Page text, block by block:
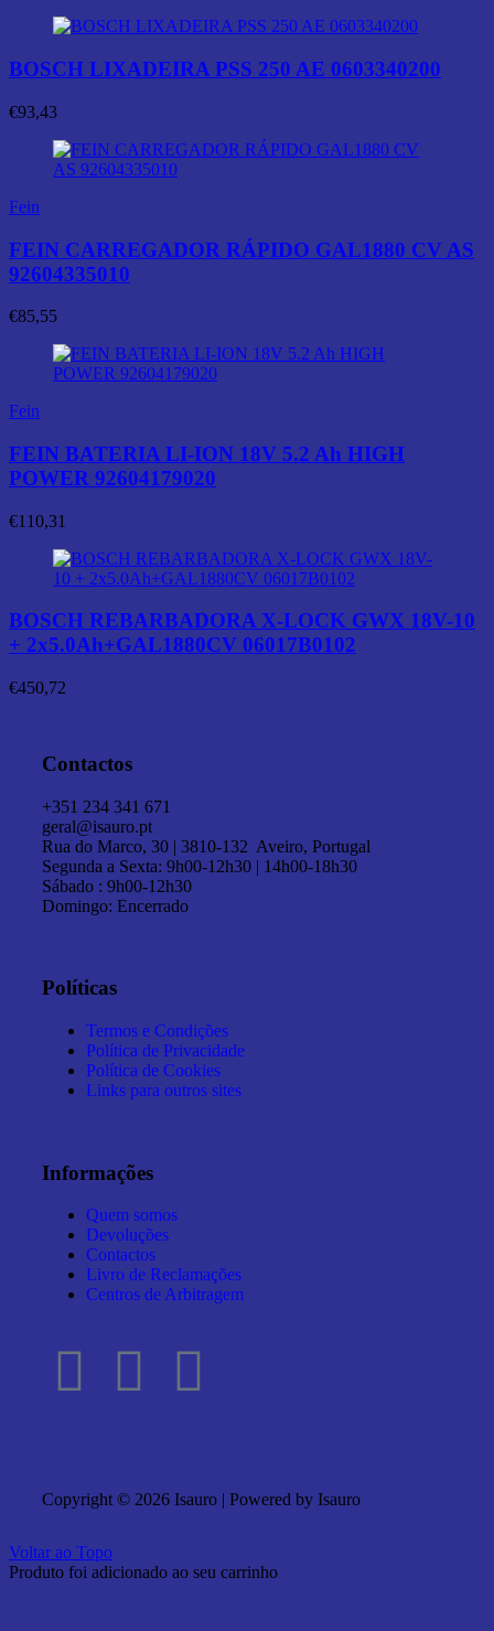
BOSCH LIXADEIRA PSS 250 AE 0603340200
€93,43
Fein
FEIN CARREGADOR RÁPIDO GAL1880 CV AS
92604335010
€85,55
Fein
FEIN BATERIA LI-ION 18V 5.2 Ah HIGH
POWER 92604179020
€110,31
BOSCH REBARBADORA X-LOCK GWX 18V-10
+ 2x5.0Ah+GAL1880CV 06017B0102
€450,72
Contactos
+351 234 341 671
geral@isauro.pt
Rua do Marco, 30 | 3810-132 Aveiro, Portugal
Segunda a Sexta: 9h00-12h30 | 14h00-18h30
Sábado : 9h00-12h30
Domingo: Encerrado
Políticas
Termos e Condições
Política de Privacidade
Política de Cookies
Links para outros sites
Informações
Quem somos
Devoluções
Contactos
Livro de Reclamações
Centros de Arbitragem
Copyright © 2026 Isauro | Powered by Isauro
Voltar ao Topo
Produto foi adicionado ao seu carrinho